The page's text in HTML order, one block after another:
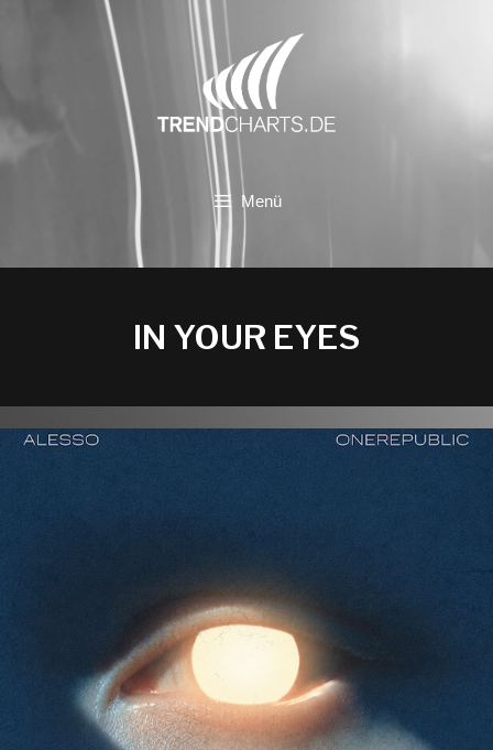
Menü
IN YOUR EYES